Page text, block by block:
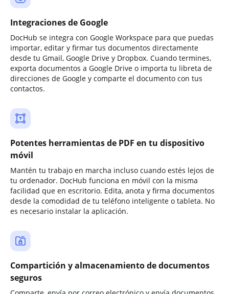
Integraciones de Google
DocHub se integra con Google Workspace para que puedas
importar, editar y firmar tus documentos directamente
desde tu Gmail, Google Drive y Dropbox. Cuando termines,
exporta documentos a Google Drive o importa tu libreta de
direcciones de Google y comparte el documento con tus
contactos.
Potentes herramientas de PDF en tu dispositivo
móvil
Mantén tu trabajo en marcha incluso cuando estés lejos de
tu ordenador. DocHub funciona en móvil con la misma
facilidad que en escritorio. Edita, anota y firma documentos
desde la comodidad de tu teléfono inteligente o tableta. No
es necesario instalar la aplicación.
Compartición y almacenamiento de documentos
seguros